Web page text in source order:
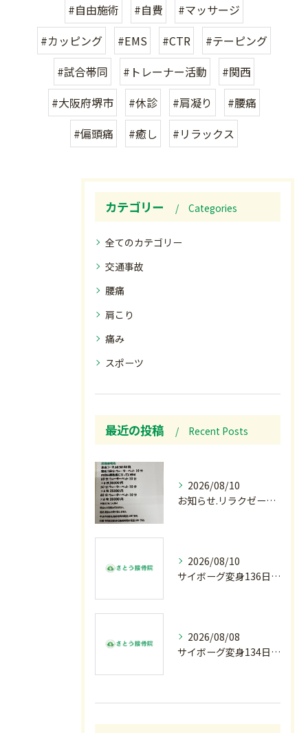
#自由施術
#自費
#マッサージ
#カッピング
#EMS #CTR
#テーピング
#試合帯同
#トレーナー活動
#関西
#大阪府堺市
#休診 #肩凝り
#腰痛
#偏頭痛
#癒し #リラックス
カテゴリー Categories
全てのカテゴリー
交通事故
腰痛
肩こり
痛み
スポーツ
最近の投稿 Recent Posts
2026/08/10
お知らせ.リラクゼーション柔.回数券発売
2026/08/10
サイボーグ変身136日目.長崎.原爆81年.恩師命日.柔道インターハイ. メイクデビュー.2歳ダリア賞.GⅢ.エルムS. GⅢ.レパードS. GⅢ.CBC賞.応援印結果…月曜の朝〜
2026/08/08
サイボーグ変身134日目.ゾロ目.お盆休み.甲子園.佐野日大.麦倉監督37年振り白星.柔道インターハイ.2歳ダリア賞.GⅢ.エルムS. GⅢ.レパードS. GⅢ.CBC賞.応援印…土曜の朝〜